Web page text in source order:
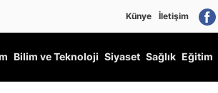
Künye İletişim
Bilim ve Teknoloji Siyaset Sağlık Eğitim